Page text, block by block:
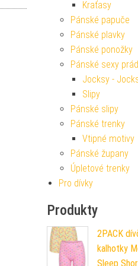
Kraťasy
Pánské papuče
Pánské plavky
Pánské ponožky
Pánské sexy
Jocksy -
Slipy
Pánské slipy
Pánské trenky
Vtipné motivy
Pánské župany
Úpletové trenky
Pro dívky
Produkty
2PACK
kalhotky
Sleep